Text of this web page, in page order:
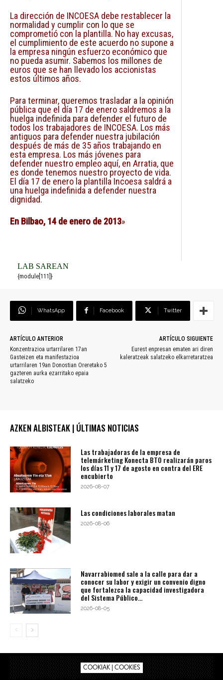
La dirección de INCOESA debe restablecer la
normalidad y cumplir con lo que se
comprometió con la plantilla. No hay excusas,
el cumplimiento de este acuerdo no supone a
la empresa ningún esfuerzo económico que
no pueda asumir. Sabemos los millones de
euros que se han llevado los accionistas
estos últimos años.
Para terminar, queremos trasladar a la opinión
pública que el día 17 de enero saldremos a la
huelga indefinida para defender el futuro de
todos los trabajadores de INCOESA. Los más
antiguos para defender nuestra jubilación
después de más de 35 años trabajando en
esta empresa. Los más jóvenes para
defender nuestro empleo aquí, en Arratia, que
es donde tenemos nuestro proyecto de vida.
El día 17 de enero la plantilla Incoesa saldrá a
una huelga indefinida a defender nuestra
dignidad.
En Bilbao, 14 de enero de 2013»
LAB SAREAN
{module[111]}
WhatsApp Facebook Twitter
ARTÍCULO ANTERIOR
Konzentrazioa urtarrilaren 17an
Gasteizen eta manifestazioa
urtarrilaren 19an Donostian Oreretako 5
gazteren aurka ezarritako epaia
salatzeko
ARTÍCULO SIGUIENTE
Eurest enpresan ematen ari diren
kaleratzeak salatzeko elkarretaratzea
AZKEN ALBISTEAK | ÚLTIMAS NOTICIAS
Las trabajadoras de la empresa de
telemárketing Konecta BTO realizarán paros
los días 11 y 17 de agosto en contra del ERE
encubierto
2026-08-07
Las condiciones laborales matan
2026-08-06
Navarrabiomed sale a la calle para dar a
conocer su labor y exigir un convenio digno
que fortalezca la capacidad investigadora
del Sistema Público...
2026-08-05
COOKIAK | COOKIES